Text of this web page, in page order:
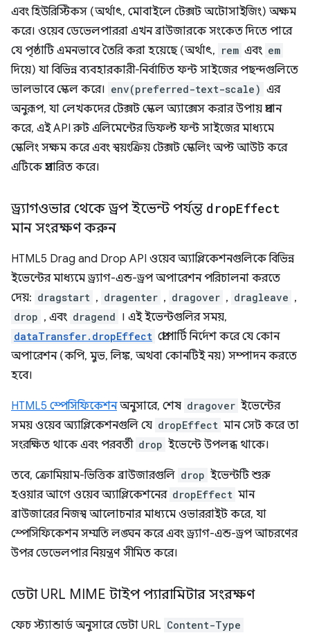
এবং হিউরিস্টিকস (অর্থাৎ, মোবাইলে টেক্সট অটোসাইজিং) অক্ষম
করে। ওয়েব ডেভেলপাররা এখন ব্রাউজারকে সংকেত দিতে পারে
যে পৃষ্ঠাটি এমনভাবে তৈরি করা হয়েছে (অর্থাৎ, rem এবং em
দিয়ে) যা বিভিন্ন ব্যবহারকারী-নির্বাচিত ফন্ট সাইজের পছন্দগুলিতে
ভালভাবে স্কেল করে। env(preferred-text-scale) এর
অনুরূপ, যা লেখকদের টেক্সট স্কেল অ্যাক্সেস করার উপায় প্রদান
করে, এই API রুট এলিমেন্টের ডিফল্ট ফন্ট সাইজের মাধ্যমে
স্কেলিং সক্ষম করে এবং স্বয়ংক্রিয় টেক্সট স্কেলিং অপ্ট আউট করে
এটিকে প্রসারিত করে।
ড্র্যাগওভার থেকে ড্রপ ইভেন্ট পর্যন্ত dropEffect
মান সংরক্ষণ করুন
HTML5 Drag and Drop API ওয়েব অ্যাপ্লিকেশনগুলিকে বিভিন্ন
ইভেন্টের মাধ্যমে ড্র্যাগ-এন্ড-ড্রপ অপারেশন পরিচালনা করতে
দেয়: dragstart , dragenter , dragover , dragleave ,
drop , এবং dragend । এই ইভেন্টগুলির সময়,
dataTransfer.dropEffect প্রোপার্টি নির্দেশ করে যে কোন
অপারেশন (কপি, মুভ, লিঙ্ক, অথবা কোনটিই নয়) সম্পাদন করতে
হবে।
HTML5 স্পেসিফিকেশনঅনুসারে, শেষ dragover ইভেন্টের
সময় ওয়েব অ্যাপ্লিকেশনগুলি যে dropEffect মান সেট করে তা
সংরক্ষিত থাকে এবং পরবর্তী drop ইভেন্টে উপলব্ধ থাকে।
তবে, ক্রোমিয়াম-ভিত্তিক ব্রাউজারগুলি drop ইভেন্টটি শুরু
হওয়ার আগে ওয়েব অ্যাপ্লিকেশনের dropEffect মান
ব্রাউজারের নিজস্ব আলোচনার মাধ্যমে ওভাররাইট করে, যা
স্পেসিফিকেশন সম্মতি লঙ্ঘন করে এবং ড্র্যাগ-এন্ড-ড্রপ আচরণের
উপর ডেভেলপার নিয়ন্ত্রণ সীমিত করে।
ডেটা URL MIME টাইপ প্যারামিটার সংরক্ষণ
ফেচ স্ট্যান্ডার্ড অনুসারে ডেটা URL Content-Type